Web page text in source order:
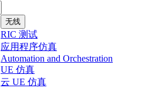
无线
RIC 测试
应用程序仿真
Automation and Orchestration
UE 仿真
云 UE 仿真